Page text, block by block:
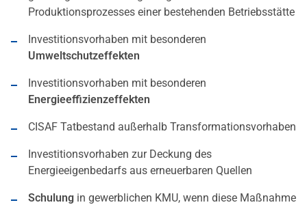
Produktionsprozesses einer bestehenden Betriebsstätte
Investitionsvorhaben mit besonderen
Umweltschutzeffekten
Investitionsvorhaben mit besonderen
Energieeffizienzeffekten
CISAF Tatbestand außerhalb Transformationsvorhaben
Investitionsvorhaben zur Deckung des
Energieeigenbedarfs aus erneuerbaren Quellen
Schulung in gewerblichen KMU, wenn diese Maßnahme